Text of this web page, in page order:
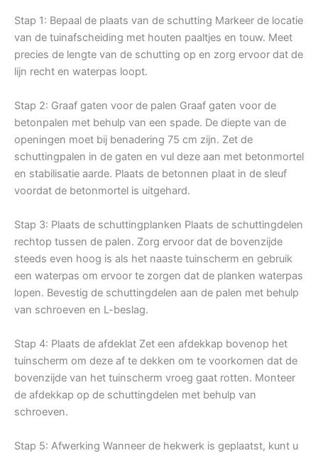
Stap 1: Bepaal de plaats van de schutting Markeer de locatie
van de tuinafscheiding met houten paaltjes en touw. Meet
precies de lengte van de schutting op en zorg ervoor dat de
lijn recht en waterpas loopt.
Stap 2: Graaf gaten voor de palen Graaf gaten voor de
betonpalen met behulp van een spade. De diepte van de
openingen moet bij benadering 75 cm zijn. Zet de
schuttingpalen in de gaten en vul deze aan met betonmortel
en stabilisatie aarde. Plaats de betonnen plaat in de sleuf
voordat de betonmortel is uitgehard.
Stap 3: Plaats de schuttingplanken Plaats de schuttingdelen
rechtop tussen de palen. Zorg ervoor dat de bovenzijde
steeds even hoog is als het naaste tuinscherm en gebruik
een waterpas om ervoor te zorgen dat de planken waterpas
lopen. Bevestig de schuttingdelen aan de palen met behulp
van schroeven en L-beslag.
Stap 4: Plaats de afdeklat Zet een afdekkap bovenop het
tuinscherm om deze af te dekken om te voorkomen dat de
bovenzijde van het tuinscherm vroeg gaat rotten. Monteer
de afdekkap op de schuttingdelen met behulp van
schroeven.
Stap 5: Afwerking Wanneer de hekwerk is geplaatst, kunt u